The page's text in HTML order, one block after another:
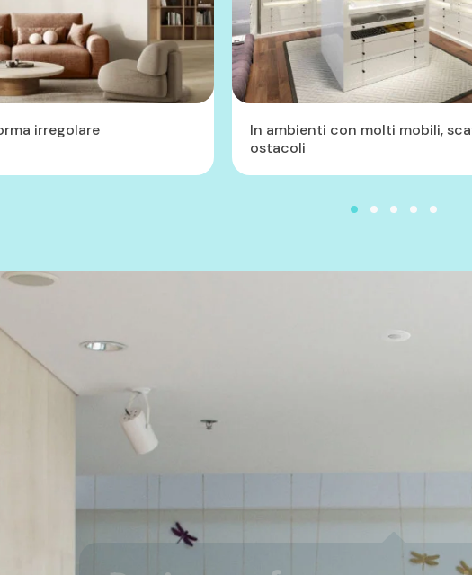
irregolare
In ambienti con molti mobili,
ostacoli
Design perfetto per
I rilevatori a soffitto BE WAVE sono stati progettati
grazie al loro design versatile. Grazie alla loro struttura
facilmente in qualsiasi arredamento, da quello